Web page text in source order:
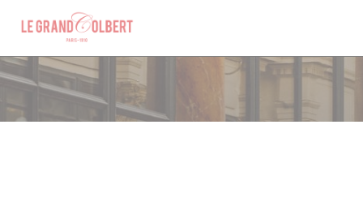
Personnalisation de vos choix en matière de cookies